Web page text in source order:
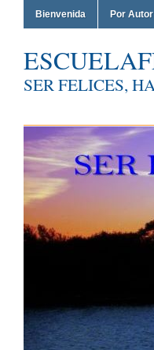
Bienvenida Por Autor
SER FELICES,